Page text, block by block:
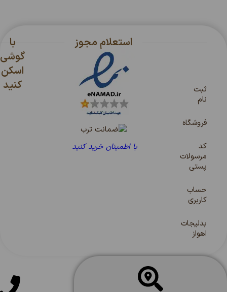
ثبت
نام
فروشگاه
کد
مرسولات
پستی
حساب
کاربری
بدلیجات
اهواز
استعلام مجوز
با اطمینان خرید کنید
با
گوشی
اسکن
کنید